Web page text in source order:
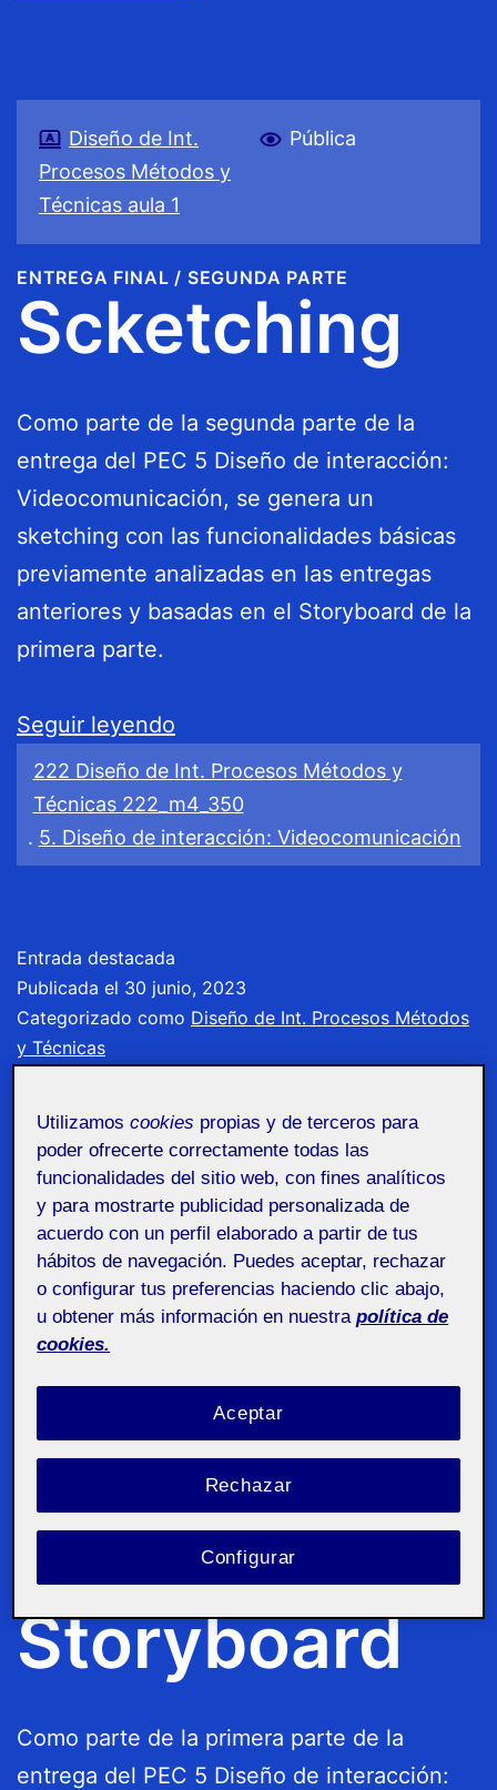
Diseño de Int.
Procesos Métodos y
Técnicas aula 1
Pública
ENTREGA FINAL / SEGUNDA PARTE
Scketching
Como parte de la segunda parte de la
entrega del PEC 5 Diseño de interacción:
Videocomunicación, se genera un
sketching con las funcionalidades básicas
previamente analizadas en las entregas
anteriores y basadas en el Storyboard de la
primera parte.
Seguir leyendo
222 Diseño de Int. Procesos Métodos y
Técnicas 222_m4_350
. 5. Diseño de interacción: Videocomunicación
Entrada destacada
Publicada el 30 junio, 2023
Categorizado como Diseño de Int. Procesos Métodos
y Técnicas
Storyboard
Diseño de Int.
Procesos Métodos y
Técnicas aula 1
Pública
ENTREGA FINAL / PRIMERA PARTE
Storyboard
Como parte de la primera parte de la
entrega del PEC 5 Diseño de interacción:
Utilizamoscookies propias y de terceros para
poder ofrecerte correctamente todas las
funcionalidades del sitio web, con fines analíticos
y para mostrarte publicidad personalizada de
acuerdo con un perfil elaborado a partir de tus
hábitos de navegación. Puedes aceptar, rechazar
o configurar tus preferencias haciendo clic abajo,
u obtener más información en nuestra política de
cookies.
Rechazar
Aceptar
Configurar